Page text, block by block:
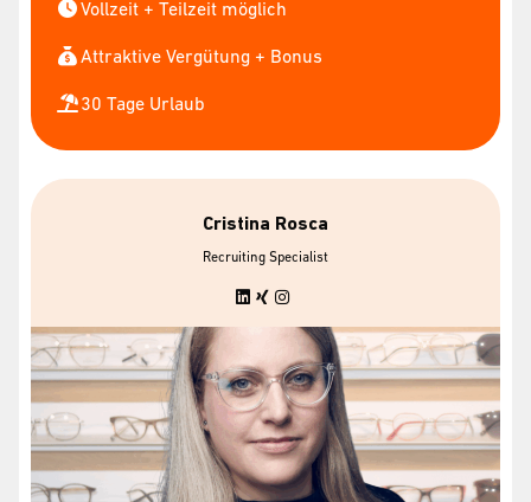
Vollzeit + Teilzeit möglich
Attraktive Vergütung + Bonus
30 Tage Urlaub
Cristina Rosca
Recruiting Specialist